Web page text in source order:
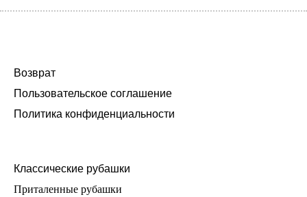
Возврат
Пользовательское соглашение
Политика конфиденциальности
Классические рубашки
Приталенные рубашки